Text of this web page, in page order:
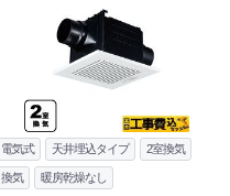
電気式 天井埋込タイプ 2室換気
換気 暖房乾燥なし